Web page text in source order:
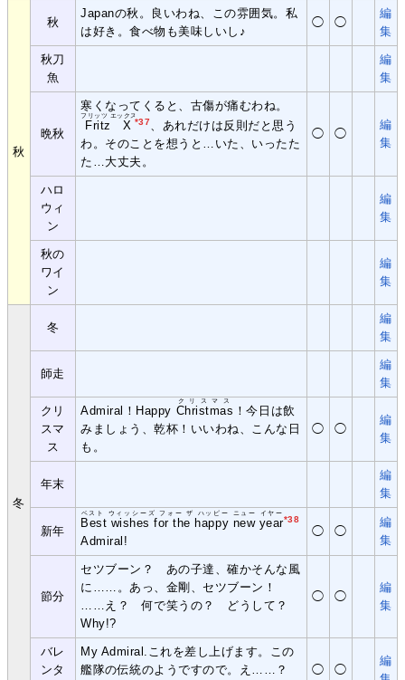
秋
秋
Japanの秋。良いわね、この雰囲気。私
は好き。食べ物も美味しいし♪
◯ ◯
編
集
秋刀
魚
編
集
晩秋
寒くなってくると、古傷が痛むわね。
Fritz X
フリッツ エックス
*37
、あれだけは反則だと思う
わ。そのことを想うと…いた、いったた
た…大丈夫。
◯ ◯
編
集
ハロ
ウィ
ン
編
集
秋の
ワイ
ン
編
集
冬
冬
編
集
師走
編
集
クリ
スマ
ス
Admiral！Happy Christmas
クリスマス
！今日は飲
みましょう、乾杯！いいわね、こんな日
も。
◯ ◯
編
集
年末
編
集
新年
Best wishes for the happy new year
ベスト ウィッシーズ フォー ザ ハッピー ニュー イヤー
*38
Admiral!
◯ ◯
編
集
節分
セツブーン？ あの子達、確かそんな風
に……。あっ、金剛、セツブーン！
……え？ 何で笑うの？ どうして？
Why!?
◯ ◯
編
集
バレ
ンタ
My Admiral.これを差し上げます。この
艦隊の伝統のようですので。え……？
◯ ◯
編